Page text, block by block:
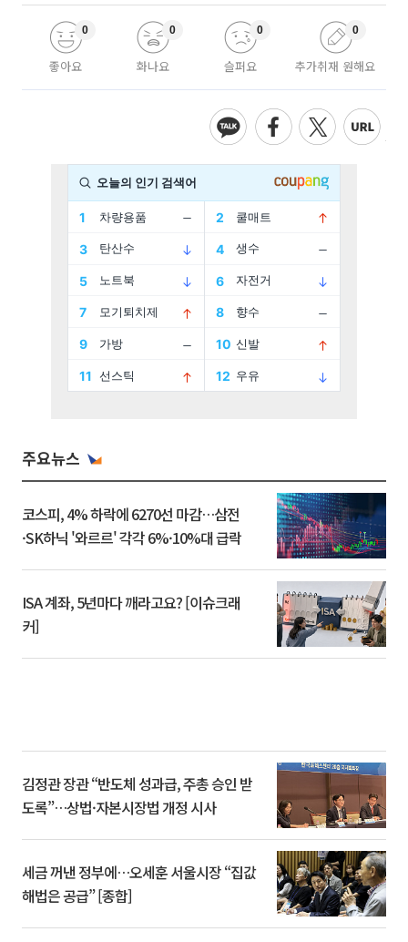
좋아요
0
화나요
0
슬퍼요
0
추가취재 원해요
0
주요뉴스
코스피, 4% 하락에 6270선 마감…삼전
·SK하닉 '와르르' 각각 6%·10%대 급락
ISA 계좌, 5년마다 깨라고요? [이슈크래
커]
김정관 장관 “반도체 성과급, 주총 승인 받
도록”…상법·자본시장법 개정 시사
세금 꺼낸 정부에…오세훈 서울시장 “집값
해법은 공급” [종합]